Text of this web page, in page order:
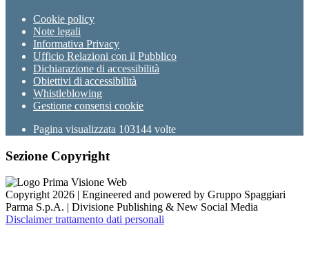
Cookie policy
Note legali
Informativa Privacy
Ufficio Relazioni con il Pubblico
Dichiarazione di accessibilità
Obiettivi di accessibilità
Whistleblowing
Gestione consensi cookie
Pagina visualizzata 103144 volte
Sezione Copyright
Copyright 2026 | Engineered and powered by Gruppo Spaggiari
Parma S.p.A. | Divisione Publishing & New Social Media
Disclaimer trattamento dati personali